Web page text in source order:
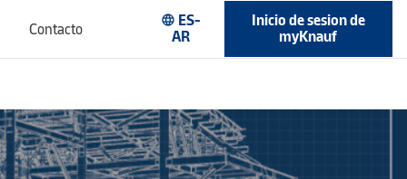
Contacto language ES-
AR
Inicio de sesion de
myKnauf